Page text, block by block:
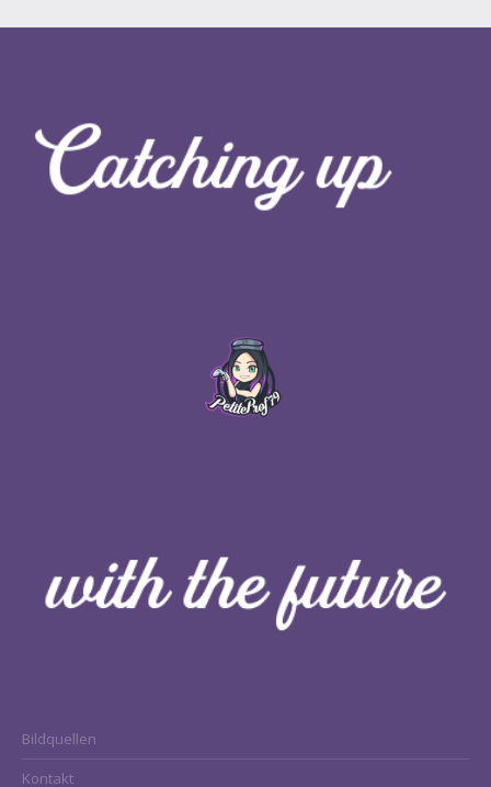
Bildquellen
Kontakt